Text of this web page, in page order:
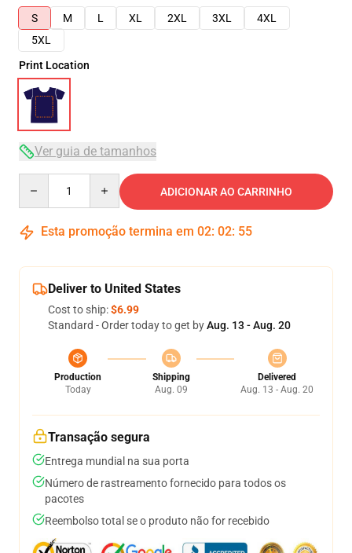
S
M L XL 2XL 3XL
4XL
5XL
Print Location
Ver guia de tamanhos
ADICIONAR AO CARRINHO
Esta promoção termina em 02: 02: 54
Deliver to United States
Cost to ship:$6.99
Standard - Order today to get byAug. 13 - Aug. 20
Production
Today
Shipping
Aug. 09
Delivered
Aug. 13 - Aug. 20
Transação segura
Entrega mundial na sua porta
Número de rastreamento fornecido para todos os
pacotes
Reembolso total se o produto não for recebido